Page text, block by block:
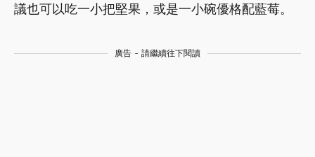
議也可以吃一小把堅果，或是一小碗優格配藍莓。
廣告 - 請繼續往下閱讀